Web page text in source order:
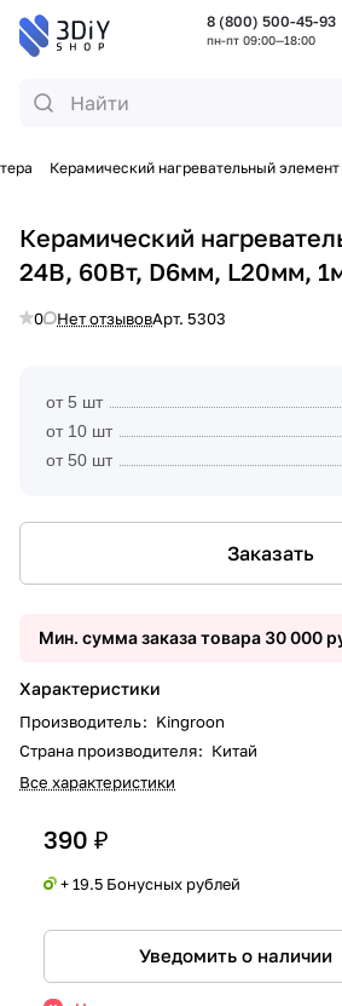
8 (800) 500-45-93
пн-пт 09:00—18:00
Керамический нагревательный
Керамический
24В, 60Вт, D6мм, L20мм,
0 Нет отзывовАрт. 5303
от 5 шт
от 10 шт
от 50 шт
Заказать
Мин. сумма заказа товара 30 000
Характеристики
Производитель: Kingroon
Страна производителя: Китай
Все характеристики
390 ₽
+ 19.5 Бонусных рублей
Уведомить о наличии